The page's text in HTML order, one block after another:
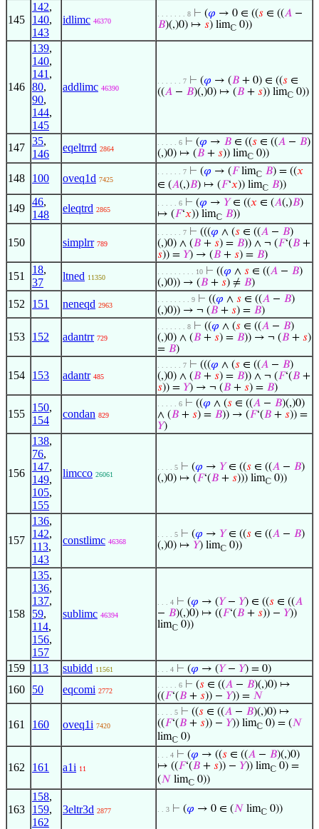
145
142,
140,
143
idlimc 46370
. . . . . . . 8 ⊢ (𝜑 → 0 ∈ ((𝑠 ∈ ((𝐴 −
𝐵)(,)0) ↦ 𝑠) limℂ 0))
146
139,
140,
141 ,
80,
90,
144,
145
addlimc 46390
. . . . . . 7 ⊢ (𝜑 → (𝐵 + 0) ∈ ((𝑠 ∈
((𝐴 − 𝐵)(,)0) ↦ (𝐵 + 𝑠)) limℂ 0))
147
35,
146
eqeltrrd 2864
. . . . . 6 ⊢ (𝜑 → 𝐵 ∈ ((𝑠 ∈ ((𝐴 − 𝐵)
(,)0) ↦ (𝐵 + 𝑠)) limℂ 0))
148 100 oveq1d 7425
. . . . . . 7 ⊢ (𝜑 → (𝐹limℂ 𝐵) = ((𝑥
∈ (𝐴(,)𝐵) ↦ (𝐹‘𝑥)) limℂ 𝐵))
149
46,
148
eleqtrd 2865
. . . . . 6 ⊢ (𝜑 → 𝑌∈ ((𝑥 ∈ (𝐴(,)𝐵)
↦ (𝐹‘𝑥)) limℂ 𝐵))
150 simplrr 789
. . . . . . 7 ⊢ (((𝜑 ∧ (𝑠 ∈ ((𝐴 − 𝐵)
(,)0) ∧ (𝐵 + 𝑠) = 𝐵)) ∧ ¬ (𝐹‘(𝐵 +
𝑠)) = 𝑌) → (𝐵 + 𝑠) = 𝐵)
151
18,
37
ltned 11350
. . . . . . . . . 10 ⊢ ((𝜑 ∧ 𝑠 ∈ ((𝐴 − 𝐵)
(,)0)) → (𝐵 + 𝑠) ≠ 𝐵)
152 151 neneqd 2963
. . . . . . . . 9 ⊢ ((𝜑 ∧ 𝑠 ∈ ((𝐴 − 𝐵)
(,)0)) → ¬ (𝐵 + 𝑠) = 𝐵)
153 152 adantrr 729
. . . . . . . 8 ⊢ ((𝜑 ∧ (𝑠 ∈ ((𝐴 − 𝐵)
(,)0) ∧ (𝐵 + 𝑠) = 𝐵)) → ¬ (𝐵 + 𝑠)
= 𝐵)
154 153 adantr 485
. . . . . . 7 ⊢ (((𝜑 ∧ (𝑠 ∈ ((𝐴 − 𝐵)
(,)0) ∧ (𝐵 + 𝑠) = 𝐵)) ∧ ¬ (𝐹‘(𝐵 +
𝑠)) = 𝑌) → ¬ (𝐵 + 𝑠) = 𝐵)
155
150,
154
condan 829
. . . . . 6 ⊢ ((𝜑 ∧ (𝑠 ∈ ((𝐴 − 𝐵)(,)0)
∧ (𝐵 + 𝑠) = 𝐵)) → (𝐹‘(𝐵 + 𝑠)) =
𝑌)
156
138,
76,
147,
149,
105,
155
limcco 26061
. . . . 5 ⊢ (𝜑 → 𝑌∈ ((𝑠 ∈ ((𝐴 − 𝐵)
(,)0) ↦ (𝐹‘(𝐵 + 𝑠))) limℂ 0))
157
136,
142,
113,
143
constlimc 46368
. . . . 5 ⊢ (𝜑 → 𝑌∈ ((𝑠 ∈ ((𝐴 − 𝐵)
(,)0) ↦ 𝑌) limℂ 0))
158
135,
136,
137,
59,
114,
156,
157
sublimc 46394
. . . 4 ⊢ (𝜑 → (𝑌− 𝑌) ∈ ((𝑠 ∈ ((𝐴
− 𝐵)(,)0) ↦ ((𝐹‘(𝐵 + 𝑠)) − 𝑌))
limℂ 0))
159 113 subidd 11561 . . . 4 ⊢ (𝜑 → (𝑌− 𝑌) = 0)
160 50 eqcomi 2772
. . . . . 6 ⊢ (𝑠 ∈ ((𝐴 − 𝐵)(,)0) ↦
((𝐹‘(𝐵 + 𝑠)) − 𝑌)) = 𝑁
161 160 oveq1i 7420
. . . . 5 ⊢ ((𝑠 ∈ ((𝐴 − 𝐵)(,)0) ↦
((𝐹‘(𝐵 + 𝑠)) − 𝑌)) limℂ 0) = (𝑁
limℂ 0)
162 161 a1i 11
. . . 4 ⊢ (𝜑 → ((𝑠 ∈ ((𝐴 − 𝐵)(,)0)
↦ ((𝐹‘(𝐵 + 𝑠)) − 𝑌)) limℂ 0) =
(𝑁 limℂ 0))
163
158,
159,
162
3eltr3d 2877 . . 3 ⊢ (𝜑 → 0 ∈ (𝑁 limℂ 0))